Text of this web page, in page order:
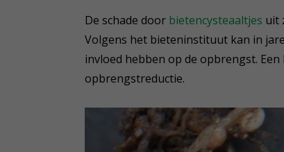
De schade door bietencysteaaltjes uit
Volgens het bieteninstituut kan in
invloed hebben op de opbrengst.
opbrengstreductie.